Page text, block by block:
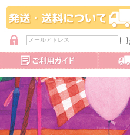
パスワードを忘れた方